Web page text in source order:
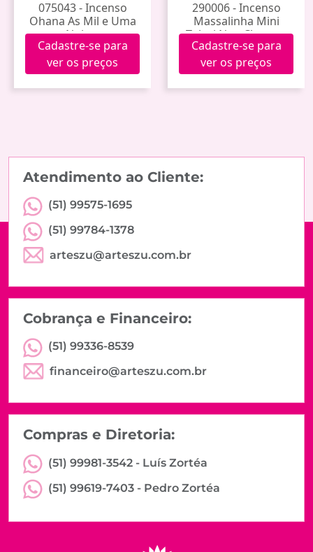
075043 - Incenso
Ohana As Mil e Uma
Noites
Cadastre-se para
ver os preços
290006 - Incenso
Massalinha Mini
Tulasi Nag Champa
Cadastre-se para
ver os preços
Atendimento ao Cliente:
(51) 99575-1695
(51) 99784-1378
arteszu@arteszu.com.br
Cobrança e Financeiro:
(51) 99336-8539
financeiro@arteszu.com.br
Compras e Diretoria:
(51) 99981-3542 - Luís Zortéa
(51) 99619-7403 - Pedro Zortéa